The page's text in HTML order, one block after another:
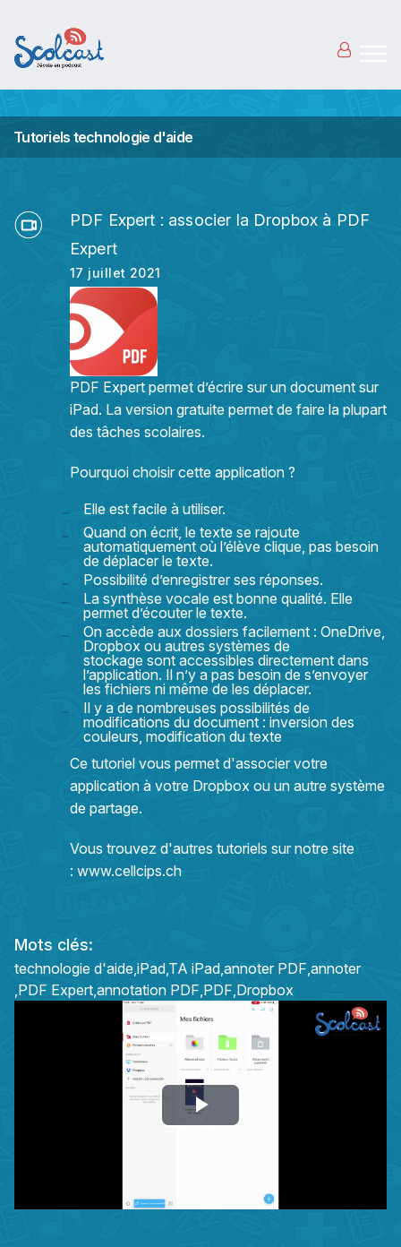
Tutoriels technologie d'aide
PDF Expert : associer la Dropbox à PDF
Expert
17 juillet 2021
PDF Expert permet d’écrire sur un document sur
iPad. La version gratuite permet de faire la plupart
des tâches scolaires.
Pourquoi choisir cette application ?
Elle est facile à utiliser.
Quand on écrit, le texte se rajoute
automatiquement où l’élève clique, pas besoin
de déplacer le texte.
Possibilité d’enregistrer ses réponses.
La synthèse vocale est bonne qualité. Elle
permet d’écouter le texte.
On accède aux dossiers facilement : OneDrive,
Dropbox ou autres systèmes de
stockage sont accessibles directement dans
l’application. Il n’y a pas besoin de s’envoyer
les fichiers ni même de les déplacer.
Il y a de nombreuses possibilités de
modifications du document : inversion des
couleurs, modification du texte
Ce tutoriel vous permet d'associer votre
application à votre Dropbox ou un autre système
de partage.
Vous trouvez d'autres tutoriels sur notre site
: www.cellcips.ch
Mots clés:
technologie d'aide iPad TA iPad annoter PDF annoter
PDF Expert annotation PDF PDF Dropbox
Play